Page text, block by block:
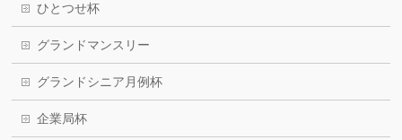
ひとつせ杯
グランドマンスリー
グランドシニア月例杯
企業局杯